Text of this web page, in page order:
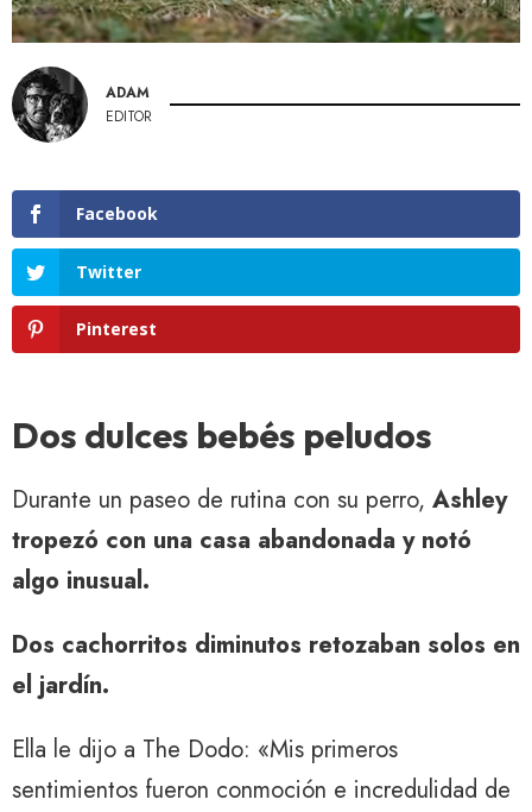
ADAM
EDITOR
Facebook
Twitter
Pinterest
Dos dulces bebés peludos
Durante un paseo de rutina con su perro, Ashley
tropezó con una casa abandonada y notó
algo inusual.
Dos cachorritos diminutos retozaban solos en
el jardín.
Ella le dijo a The Dodo: «Mis primeros
sentimientos fueron conmoción e incredulidad de